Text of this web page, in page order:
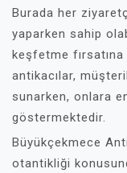
Burada her
yaparken sahip
keşfetme
antikacılar,
sunarken, onlara
göstermektedir.
Büyükçekmece
otantikliği